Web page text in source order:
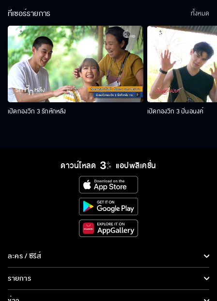
ทีเซอร์รายการ
เปิดกองวิก 3 รักหักหลัง เปิดกองวิก 3 ปิ่นอนงค์
ทั้งหมด
ดาวน์โหลด แอปพลิเคชั่น
ละคร / ซีรีส์
ละคร/ซีรีส์
ซีรีส์นานาชาติ
รายการ
รายการทั้งหมด